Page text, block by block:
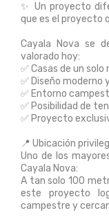
✨ Un proyecto
que es el proyecto
Cayala Nova se
valorado hoy:
✅ Casas de un
✅ Diseño
✅ Entorno
✅ Posibilidad de
✅ Proyecto
📍 Ubicación
Uno de los
Cayala Nova:
A tan solo 100
este proyecto
campestre y